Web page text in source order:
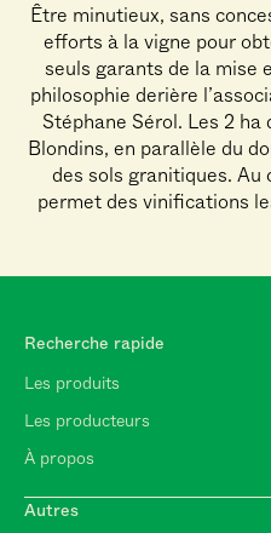
Être minutieux, sans
efforts à la vigne pour
seuls garants de la mise
philosophie derière
Stéphane Sérol. Les 2 ha
Blondins, en parallèle du
des sols granitiques.
permet des vinifications
Recherche rapide
Les produits
Les producteurs
À propos
Autres